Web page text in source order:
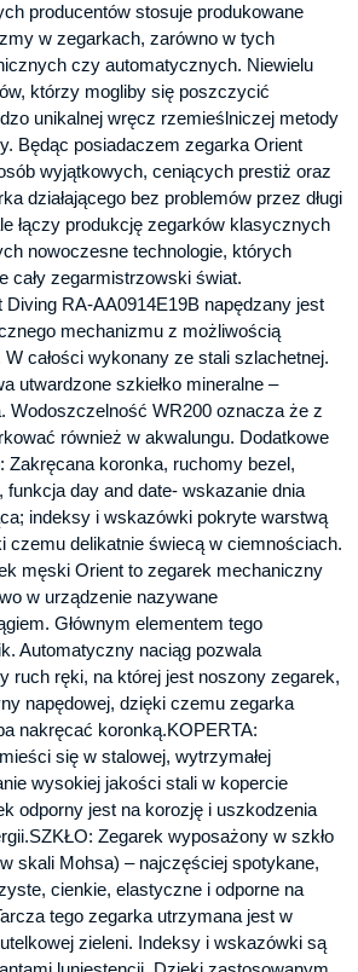
producentów stosuje produkowane
w zegarkach, zarówno w tych
czy automatycznych. Niewielu
którzy mogliby się poszczycić
unikalnej wręcz rzemieślniczej metody
Będąc posiadaczem zegarka Orient
wyjątkowych, ceniących prestiż oraz
działającego bez problemów przez długi
łączy produkcję zegarków klasycznych
nowoczesne technologie, których
cały zegarmistrzowski świat.
RA-AA0914E19B napędzany jest
mechanizmu z możliwością
całości wykonany ze stali szlachetnej.
utwardzone szkiełko mineralne –
Wodoszczelność WR200 oznacza że z
również w akwalungu. Dodatkowe
Zakręcana koronka, ruchomy bezel,
funkcja day and date- wskazanie dnia
indeksy i wskazówki pokryte warstwą
czemu delikatnie świecą w ciemnościach.
męski Orient to zegarek mechaniczny
w urządzenie nazywane
Głównym elementem tego
Automatyczny naciąg pozwala
ruch ręki, na której jest noszony zegarek,
napędowej, dzięki czemu zegarka
nakręcać koronką.KOPERTA:
się w stalowej, wytrzymałej
wysokiej jakości stali w kopercie
odporny jest na korozję i uszkodzenia
Zegarek wyposażony w szkło
skali Mohsa) – najczęściej spotykane,
cienkie, elastyczne i odporne na
tego zegarka utrzymana jest w
zieleni. Indeksy i wskazówki są